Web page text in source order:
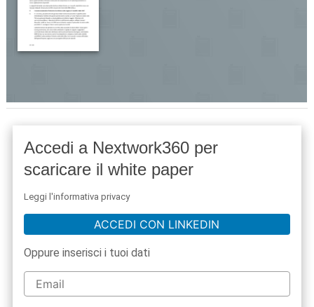
Accedi a Nextwork360 per
scaricare il white paper
Leggi l'informativa privacy
ACCEDI CON LINKEDIN
Oppure inserisci i tuoi dati